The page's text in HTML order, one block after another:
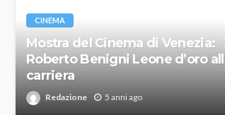
CINEMA
Mostra del Cinema di Venezia:
Roberto Benigni Leone d’oro
carriera
Redazione 5 anni ago